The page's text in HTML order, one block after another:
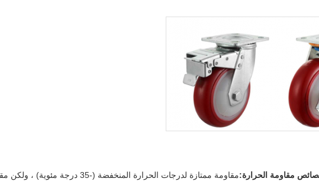
مقاومة الحرارة:مقاومة ممتازة لدرجات الحرارة المنخفضة (-35 درجة مئوية) ، ولكن مقاومة محدودة نسبيا لدرجات الحرارة العالية.